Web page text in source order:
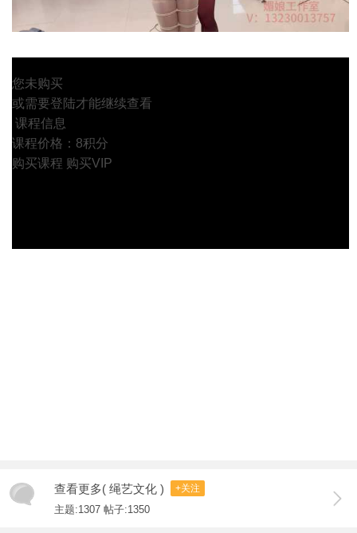
您未购买
或需要登陆才能继续查看
课程信息
课程价格：8积分
购买课程 购买VIP
查看更多( 绳艺文化 ) +关注
主题:1307 帖子:1350